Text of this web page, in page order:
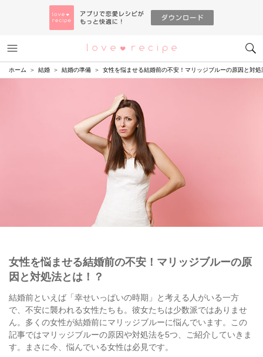
恋愛レシピ
ホーム 結婚 結婚の準備 女性を悩ませる結婚前の不安！マリッジブルーの原因と対処
女性を悩ませる結婚前の不安！マリッジブルーの原
因と対処法とは！？
結婚前といえば「幸せいっぱいの時期」と考える人がいる一方
で、不安に襲われる女性たちも。彼女たちは少数派ではありませ
ん。多くの女性が結婚前にマリッジブルーに悩んでいます。この
記事ではマリッジブルーの原因や対処法を5つ、ご紹介していきま
す。まさに今、悩んでいる女性は必見です。